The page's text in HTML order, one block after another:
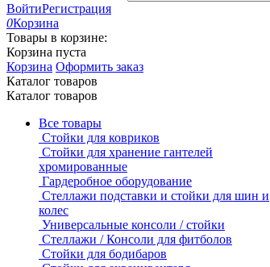
ВойтиРегистрация
0Корзина
Товары в корзине:
Корзина пуста
Корзина Оформить заказ
Каталог товаров
Каталог товаров
Все товары
Стойки для ковриков
Стойки для хранение гантелей
хромированные
Гардеробное оборудование
Стеллажи подставки и стойки для шин и
колес
Универсальные консоли / стойки
Стеллажи / Консоли для фитболов
Стойки для бодибаров